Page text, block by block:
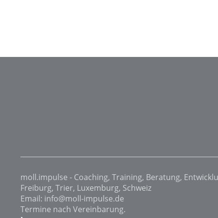
moll.impulse - Coaching, Training, Beratung,
Freiburg, Trier, Luxemburg, Schweiz
Email: info@moll-impulse.de
Termine nach Vereinbarung.